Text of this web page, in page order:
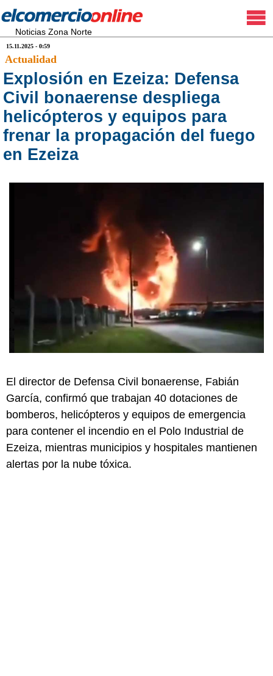
Noticias Zona Norte
15.11.2025 - 0:59
Actualidad
Explosión en Ezeiza: Defensa
Civil bonaerense despliega
helicópteros y equipos para
frenar la propagación del fuego
en Ezeiza
El director de Defensa Civil bonaerense, Fabián
García, confirmó que trabajan 40 dotaciones de
bomberos, helicópteros y equipos de emergencia
para contener el incendio en el Polo Industrial de
Ezeiza, mientras municipios y hospitales mantienen
alertas por la nube tóxica.